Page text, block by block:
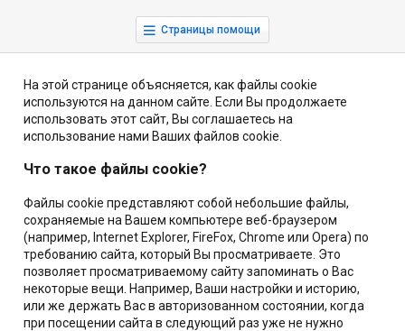
Страницы помощи
На этой странице объясняется, как файлы cookie
используются на данном сайте. Если Вы продолжаете
использовать этот сайт, Вы соглашаетесь на
использование нами Ваших файлов cookie.
Что такое файлы cookie?
Файлы cookie представляют собой небольшие файлы,
сохраняемые на Вашем компьютере веб-браузером
(например, Internet Explorer, FireFox, Chrome или Opera) по
требованию сайта, который Вы просматриваете. Это
позволяет просматриваемому сайту запоминать о Вас
некоторые вещи. Например, Ваши настройки и историю,
или же держать Вас в авторизованном состоянии, когда
при посещении сайта в следующий раз уже не нужно